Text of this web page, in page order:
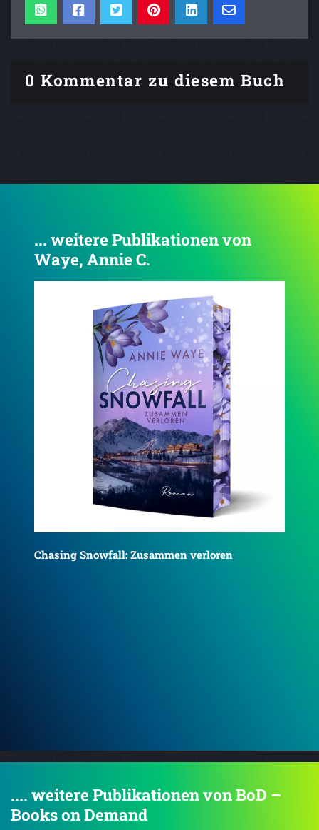
0 Kommentar zu diesem Buch
... weitere Publikationen von
Waye, Annie C.
Craving Sunlight: Zusammen erstrahlt
.... weitere Publikationen von BoD –
Books on Demand